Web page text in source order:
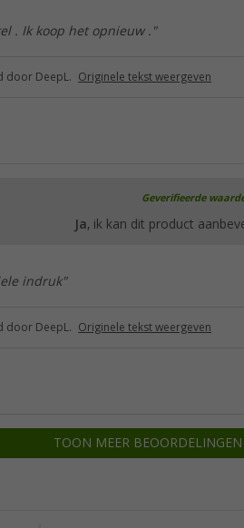
. Ik koop het opnieuw ."
door DeepL. Originele tekst weergeven
Geverifieerde
Ja, ik kan dit product
indruk"
door DeepL. Originele tekst weergeven
TOON MEER BEOORDELINGEN